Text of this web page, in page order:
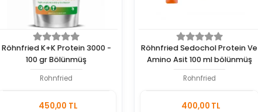
Röhnfried K+K Protein 3000 -
100 gr Bölünmüş
Rohnfried
450,00 TL
Röhnfried Sedochol Protein Ve
Amino Asit 100 ml bölünmüş
Rohnfried
400,00 TL